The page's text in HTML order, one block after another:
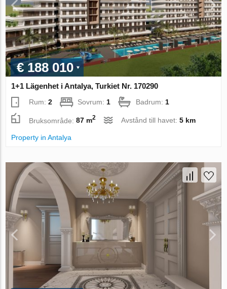
€ 188 010
1+1 Lägenhet i Antalya, Turkiet Nr. 170290
Rum:2 Sovrum: 1 Badrum: 1
Bruksområde:87 m2 Avstånd till havet:5 km
Property in Antalya